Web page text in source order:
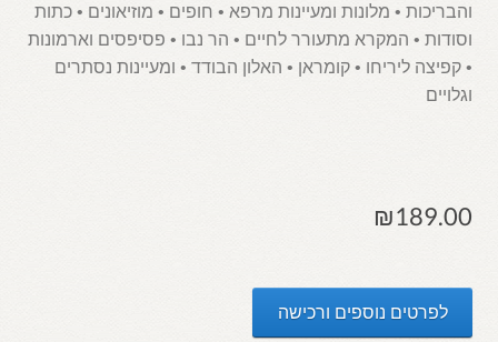
והבריכות • מלונות ומעיינות מרפא • חופים • מוזיאונים • כתות
וסודות • המקרא מתעורר לחיים • הר נבו • פסיפסים וארמונות
• קפיצה ליריחו • קומראן • האלון הבודד • ומעיינות נסתרים
וגלויים
₪189.00
לפרטים נוספים ורכישה